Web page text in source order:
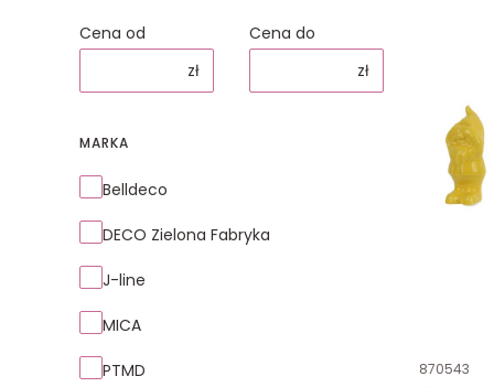
Cena od
zł
Cena do
zł
MARKA
Marka
Belldeco
DECO Zielona Fabryka
J-line
MICA
PTMD Kod
870543